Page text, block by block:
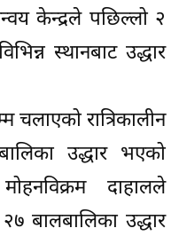
केन्द्रले पछिल्लो २
स्थानबाट उद्धार
चलाएको रात्रिकालीन
उद्धार भएको
दाहालले
बालबालिका उद्धार